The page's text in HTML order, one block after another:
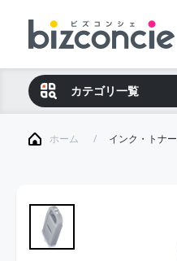
カテゴリ一覧
ホーム インク・トナー